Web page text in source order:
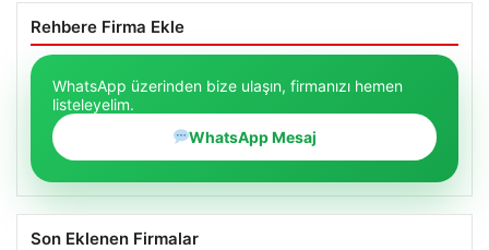
Rehbere Firma Ekle
WhatsApp üzerinden bize ulaşın, firmanızı hemen
listeleyelim.
WhatsApp Mesaj
Son Eklenen Firmalar